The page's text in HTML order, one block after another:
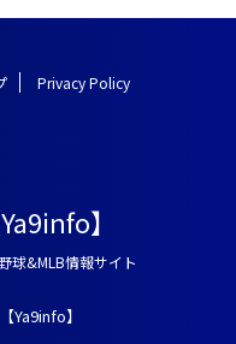
Privacy Policy
】
球&MLB情報サイト
Ya9info】